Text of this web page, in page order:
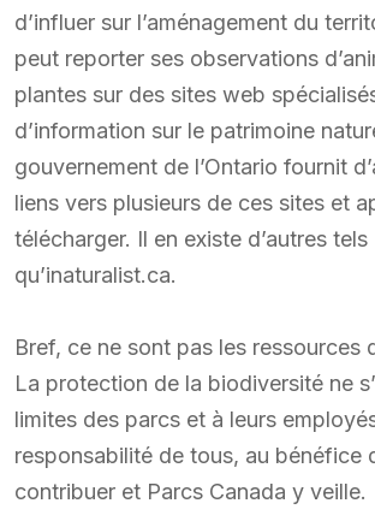
d’influer sur l’aménagement du
peut reporter ses observations
plantes sur des sites web
d’information sur le patrimoine
gouvernement de l’Ontario fournit
liens vers plusieurs de ces sites et
télécharger. Il en existe d’autres tels
qu’inaturalist.ca.
Bref, ce ne sont pas les ressources
La protection de la biodiversité ne
limites des parcs et à leurs
responsabilité de tous, au bénéfice
contribuer et Parcs Canada y veille.